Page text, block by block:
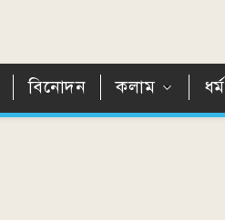
বিনোদন কলাম ধর্ম